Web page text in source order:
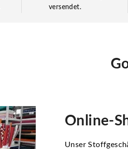
versendet.
Online-
Unser